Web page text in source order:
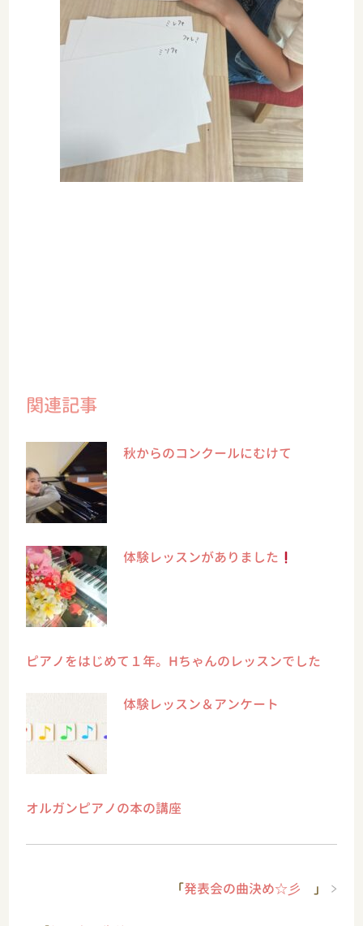
関連記事
秋からのコンクールにむけて
体験レッスンがありました
ピアノをはじめて１年。Hちゃんのレッスンでした
体験レッスン＆アンケート
オルガンピアノの本の講座
「発表会の曲決め☆彡 」